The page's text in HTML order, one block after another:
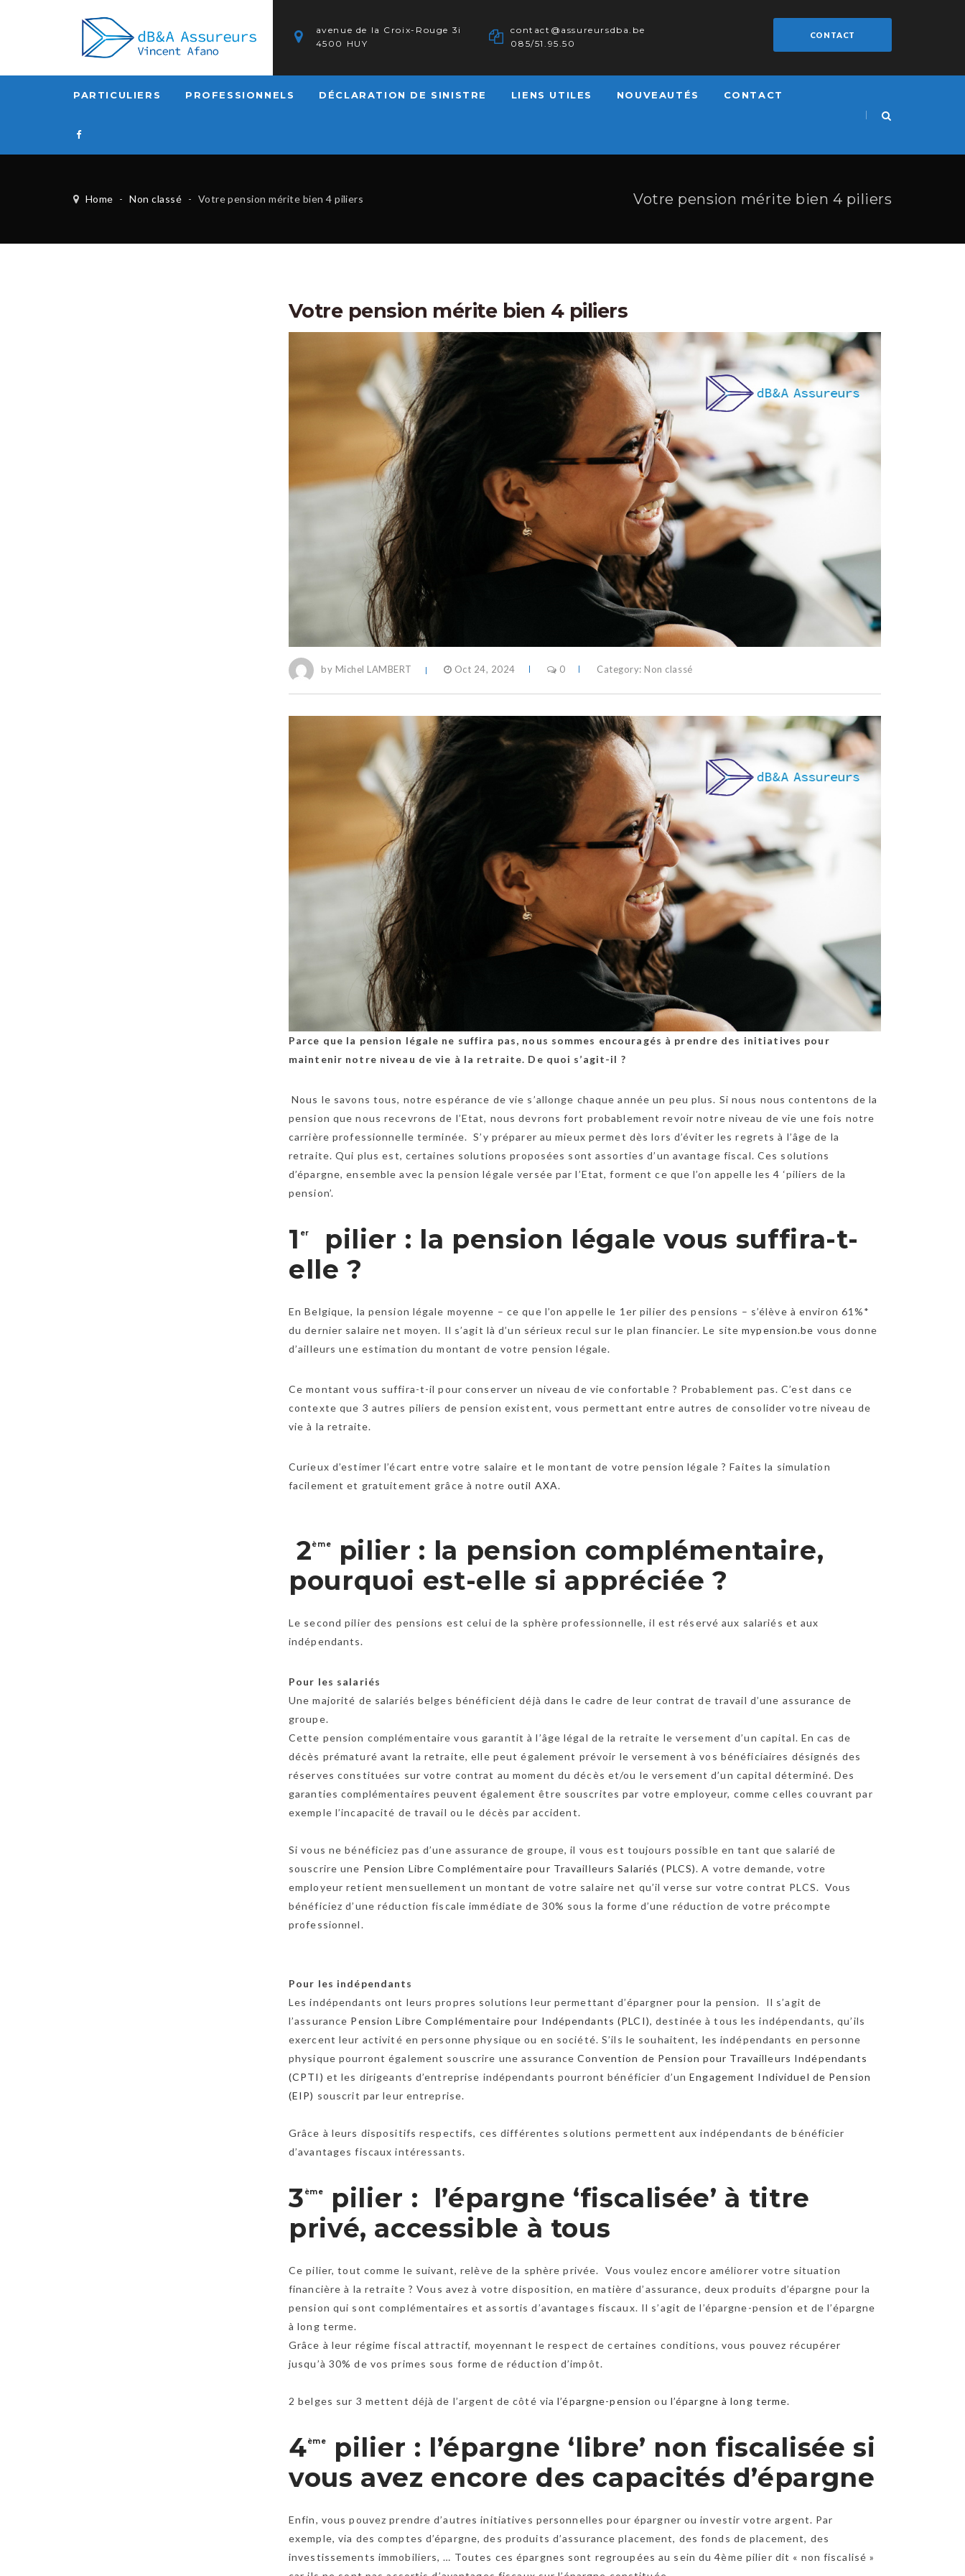
avenue de la Croix-Rouge 3i
4500 HUY
contact@assureursdba.be
085/51.95.50
CONTACT
PARTICULIERS PROFESSIONNELS DÉCLARATION DE SINISTRE LIENS UTILES NOUVEAUTÉS CONTACT
Home - Non classé - Votre pension mérite bien 4 piliers Votre pension mérite bien 4 piliers
Votre pension mérite bien 4 piliers
by Michel LAMBERT Oct 24, 2024 0 Category: Non classé
Parce que la pension légale ne suffira pas, nous sommes encouragés à prendre des initiatives pour
maintenir notre niveau de vie à la retraite. De quoi s’agit-il ?
Nous le savons tous, notre espérance de vie s’allonge chaque année un peu plus. Si nous nous contentons de la
pension que nous recevrons de l’Etat, nous devrons fort probablement revoir notre niveau de vie une fois notre
carrière professionnelle terminée. S’y préparer au mieux permet dès lors d’éviter les regrets à l’âge de la
retraite. Qui plus est, certaines solutions proposées sont assorties d’un avantage fiscal. Ces solutions
d’épargne, ensemble avec la pension légale versée par l’Etat, forment ce que l’on appelle les 4 ‘piliers de la
pension’.
1 er
pilier : la pension légale vous suffira-t-
elle ?
En Belgique, la pension légale moyenne – ce que l’on appelle le 1er pilier des pensions – s’élève à environ 61%*
du dernier salaire net moyen. Il s’agit là d’un sérieux recul sur le plan financier. Le sitemypension.be vous donne
d’ailleurs une estimation du montant de votre pension légale.
Ce montant vous suffira-t-il pour conserver un niveau de vie confortable ? Probablement pas. C’est dans ce
contexte que 3 autres piliers de pension existent, vous permettant entre autres de consolider votre niveau de
vie à la retraite.
Curieux d’estimer l’écart entre votre salaire et le montant de votre pension légale ? Faites la simulation
facilement et gratuitement grâce à notre outil AXA.
2ème
pilier : la pension complémentaire,
pourquoi est-elle si appréciée ?
Le second pilier des pensions est celui de la sphère professionnelle, il est réservé aux salariés et aux
indépendants.
Pour les salariés
Une majorité de salariés belges bénéficient déjà dans le cadre de leur contrat de travail d’une assurance de
groupe.
Cette pension complémentaire vous garantit à l’âge légal de la retraite le versement d’un capital. En cas de
décès prématuré avant la retraite, elle peut également prévoir le versement à vos bénéficiaires désignés des
réserves constituées sur votre contrat au moment du décès et/ou le versement d’un capital déterminé. Des
garanties complémentaires peuvent également être souscrites par votre employeur, comme celles couvrant par
exemple l’incapacité de travail ou le décès par accident.
Si vous ne bénéficiez pas d’une assurance de groupe, il vous est toujours possible en tant que salarié de
souscrire une Pension Libre Complémentaire pour Travailleurs Salariés (PLCS). A votre demande, votre
employeur retient mensuellement un montant de votre salaire net qu’il verse sur votre contrat PLCS. Vous
bénéficiez d’une réduction fiscale immédiate de 30% sous la forme d’une réduction de votre précompte
professionnel.
Pour les indépendants
Les indépendants ont leurs propres solutions leur permettant d’épargner pour la pension. Il s’agit de
l’assurance Pension Libre Complémentaire pour Indépendants (PLCI), destinée à tous les indépendants, qu’ils
exercent leur activité en personne physique ou en société. S’ils le souhaitent, les indépendants en personne
physique pourront également souscrire une assuranceConvention de Pension pour Travailleurs Indépendants
(CPTI) et les dirigeants d’entreprise indépendants pourront bénéficier d’unEngagement Individuel de Pension
(EIP) souscrit par leur entreprise.
Grâce à leurs dispositifs respectifs, ces différentes solutions permettent aux indépendants de bénéficier
d’avantages fiscaux intéressants.
3 ème
pilier : l’épargne ‘fiscalisée’ à titre
privé, accessible à tous
Ce pilier, tout comme le suivant, relève de la sphère privée. Vous voulez encore améliorer votre situation
financière à la retraite ? Vous avez à votre disposition, en matière d’assurance, deux produits d’épargne pour la
pension qui sont complémentaires et assortis d’avantages fiscaux. Il s’agit de l’épargne-pension et de l’épargne
à long terme.
Grâce à leur régime fiscal attractif, moyennant le respect de certaines conditions, vous pouvez récupérer
jusqu’à 30% de vos primes sous forme de réduction d’impôt.
2 belges sur 3 mettent déjà de l’argent de côté vial’épargne-pension ou l’épargne à long terme.
4ème
pilier : l’épargne ‘libre’ non fiscalisée si
vous avez encore des capacités d’épargne
Enfin, vous pouvez prendre d’autres initiatives personnelles pour épargner ou investir votre argent. Par
exemple, via des comptes d’épargne, des produits d’assurance placement, des fonds de placement, des
investissements immobiliers, … Toutes ces épargnes sont regroupées au sein du 4ème pilier dit « non fiscalisé »